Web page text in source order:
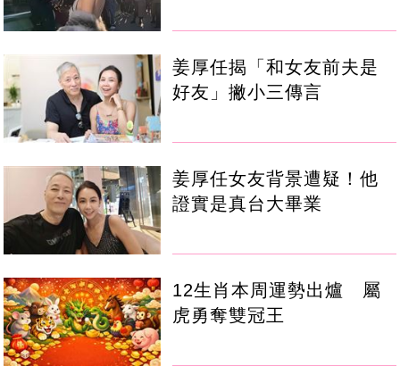
姜厚任揭「和女友前夫是
好友」撇小三傳言
姜厚任女友背景遭疑！他
證實是真台大畢業
12生肖本周運勢出爐 屬
虎勇奪雙冠王